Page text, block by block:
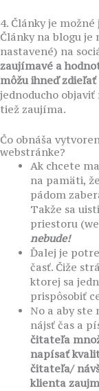
4. Články je
Články na blogu je
nastavené) na
zaujímavé a
môžu ihneď zdieľať
jednoducho
tiež zaujíma.
Čo obnáša
webstránke?
Ak chcete
na pamäti,
pádom
Takže sa
priestoru
nebude!
Ďalej je
časť. Čiže
ktorej sa
prispôsobiť
No a aby ste
nájsť čas a
čitateľa
napísať
čitateľa/
klienta